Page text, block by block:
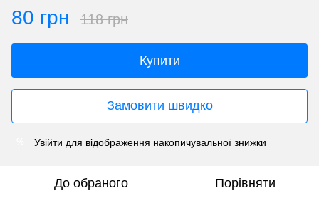
80 грн 118 грн
Купити
Замовити швидко
Увійти для відображення накопичувальної знижки
До обраного Порівняти